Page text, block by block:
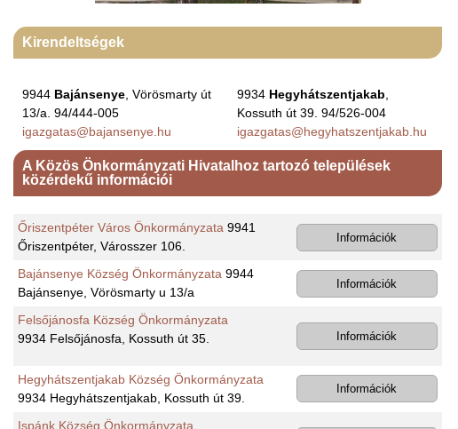
Kirendeltségek
9944 Bajánsenye, Vörösmarty út
13/a. 94/444-005
igazgatas@bajansenye.hu
9934 Hegyhátszentjakab,
Kossuth út 39. 94/526-004
igazgatas@hegyhatszentjakab.hu
A Közös Önkormányzati Hivatalhoz tartozó települések
közérdekű információi
Őriszentpéter Város Önkormányzata 9941
Őriszentpéter, Városszer 106.
Információk
Bajánsenye Község Önkormányzata 9944
Bajánsenye, Vörösmarty u 13/a
Információk
Felsőjánosfa Község Önkormányzata
9934 Felsőjánosfa, Kossuth út 35.
Információk
Hegyhátszentjakab Község Önkormányzata
9934 Hegyhátszentjakab, Kossuth út 39.
Információk
Ispánk Község Önkormányzata